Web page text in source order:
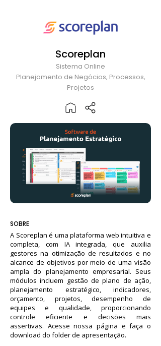
Scoreplan
Sistema Online
Planejamento de Negócios, Processos,
Projetos
SOBRE
A Scoreplan é uma plataforma web intuitiva e
completa, com IA integrada, que auxilia
gestores na otimização de resultados e no
alcance de objetivos por meio de uma visão
ampla do planejamento empresarial. Seus
módulos incluem gestão de plano de ação,
planejamento estratégico, indicadores,
orçamento, projetos, desempenho de
equipes e qualidade, proporcionando
controle eficiente e decisões mais
assertivas. Acesse nossa página e faça o
download do folder de apresentação.